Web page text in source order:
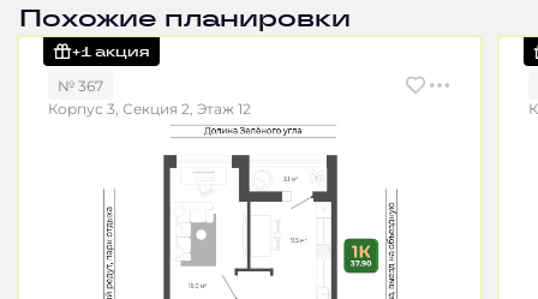
Похожие планировки
+1 акция
№ 367
Корпус 3, Секция 2, Этаж 12